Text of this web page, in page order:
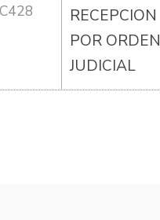
RECEPCION
POR ORDEN
JUDICIAL